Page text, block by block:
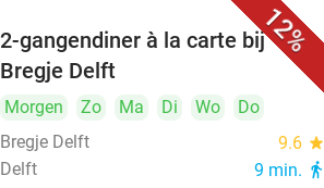
12%
2-gangendiner à la carte bij
Bregje Delft
Morgen Zo Ma Di Wo
Do
Bregje Delft
9.6 star
Delft 9 min. directions_walk